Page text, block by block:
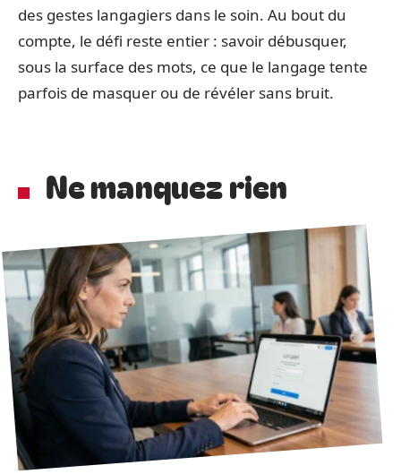
des gestes langagiers dans le soin. Au bout du
compte, le défi reste entier : savoir débusquer,
sous la surface des mots, ce que le langage tente
parfois de masquer ou de révéler sans bruit.
Ne manquez rien